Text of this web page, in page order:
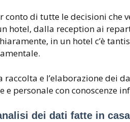
conto di tutte le decisioni che
hotel, dalla reception ai
in un hotel c’è
raccolta e l’elaborazione dei
e personale con conoscenze
dei dati fatte in